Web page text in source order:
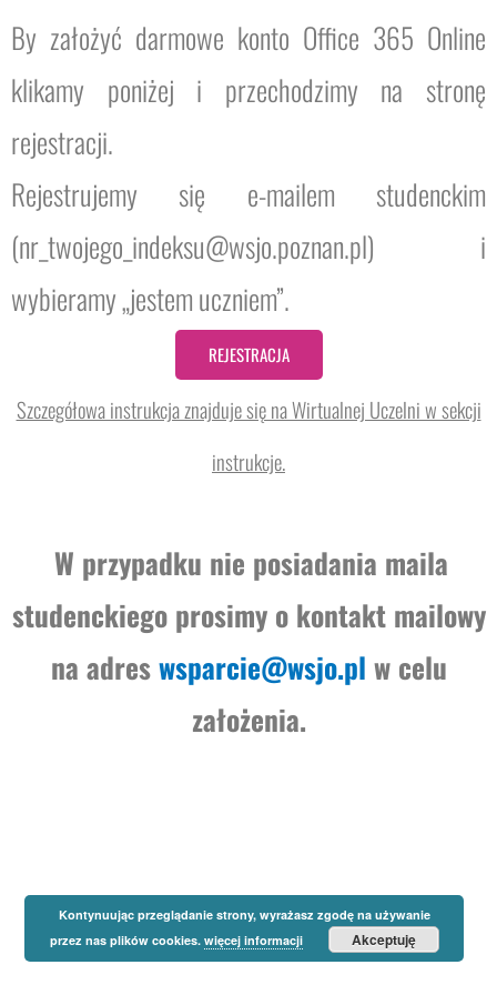
By założyć darmowe konto Office 365 Online
klikamy poniżej i przechodzimy na stronę
rejestracji.
Rejestrujemy się e-mailem studenckim
(nr_twojego_indeksu@wsjo.poznan.pl) i
wybieramy „jestem uczniem”.
REJESTRACJA
Szczegółowa instrukcja znajduje się na Wirtualnej Uczelni w sekcji
instrukcje.
W przypadku nie posiadania maila
studenckiego prosimy o kontakt mailowy
na adreswsparcie@wsjo.pl w celu
założenia.
Kontynuując przeglądanie strony, wyrażasz zgodę na używanie
przez nas plików cookies. więcej informacji Akceptuję